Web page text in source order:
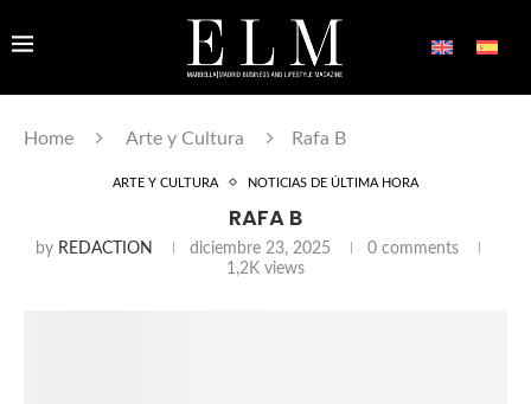
Home Arte y Cultura Rafa B
ARTE Y CULTURA NOTICIAS DE ÚLTIMA HORA
RAFA B
by REDACTION diciembre 23, 2025
0 comments
1,2K views